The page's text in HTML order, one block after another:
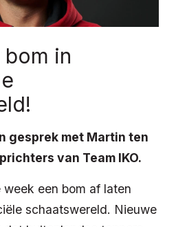
bom in
gesprek met Martin ten
van Team IKO.
een bom af laten
schaatswereld. Nieuwe